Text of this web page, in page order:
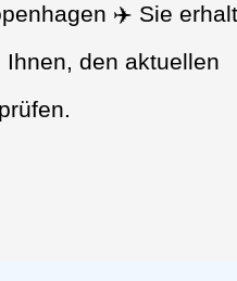
✈️ Sie
den aktuellen